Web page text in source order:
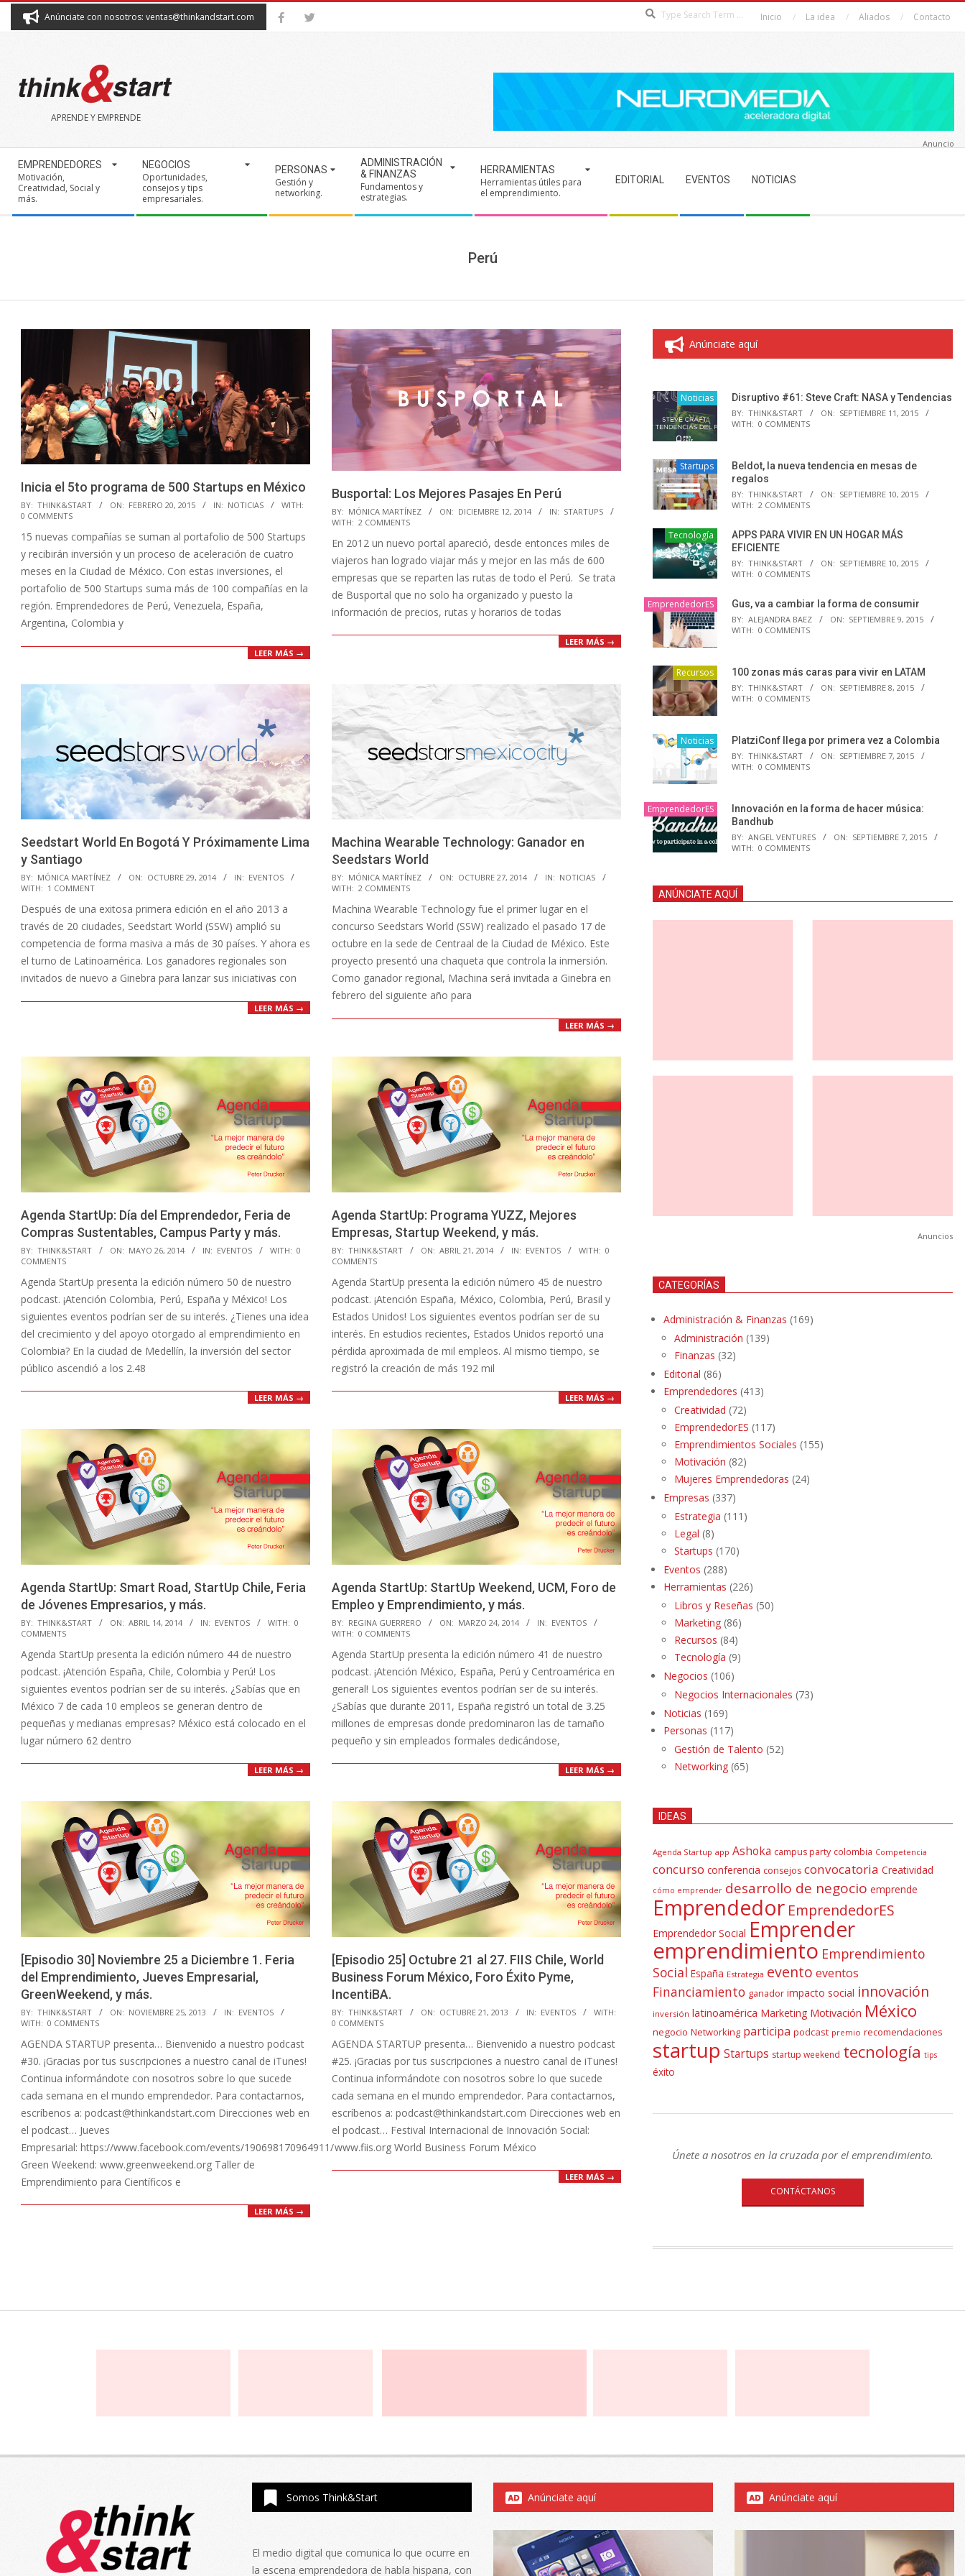
Anúnciate con nosotros: ventas@thinkandstart.com Inicio La idea Aliados Contacto
THINK&START
APRENDE Y EMPRENDE
Navigation
Menu
EMPRENDEDORES
Motivación,
Creatividad, Social y
más.
NEGOCIOS
Oportunidades,
consejos y tips
empresariales.
PERSONAS
Gestión y
networking.
ADMINISTRACIÓN
& FINANZAS
Fundamentos y
estrategias.
HERRAMIENTAS
Herramientas útiles para
el emprendimiento.
EDITORIAL EVENTOS NOTICIAS
Anuncio
Perú
Inicia el 5to programa de 500 Startups en México
2015-
02-
20
BY: THINK&START ON: FEBRERO 20, 2015 IN: NOTICIAS
WITH:
0 COMMENTS
15 nuevas compañías se suman al portafolio de 500 Startups
y recibirán inversión y un proceso de aceleración de cuatro
meses en la Ciudad de México. Con estas inversiones, el
portafolio de 500 Startups suma más de 100 compañías en la
región. Emprendedores de Perú, Venezuela, España,
Argentina, Colombia y
LEER MÁS →
Busportal: Los Mejores Pasajes En Perú
2014-
12-
12
BY: MÓNICA MARTÍNEZ ON: DICIEMBRE 12, 2014 IN: STARTUPS
WITH: 2 COMMENTS
En 2012 un nuevo portal apareció, desde entonces miles de
viajeros han logrado viajar más y mejor en las más de 600
empresas que se reparten las rutas de todo el Perú. Se trata
de Busportal que no solo ha organizado y puesto la
información de precios, rutas y horarios de todas
LEER MÁS →
Seedstart World En Bogotá Y Próximamente Lima
y Santiago
2014-
10-
29
BY: MÓNICA MARTÍNEZ ON: OCTUBRE 29, 2014 IN: EVENTOS
WITH: 1 COMMENT
Después de una exitosa primera edición en el año 2013 a
través de 20 ciudades, Seedstart World (SSW) amplió su
competencia de forma masiva a más de 30 países. Y ahora es
el turno de Latinoamérica. Los ganadores regionales son
invitados de nuevo a Ginebra para lanzar sus iniciativas con
LEER MÁS →
Machina Wearable Technology: Ganador en
Seedstars World
2014-
10-
27
BY: MÓNICA MARTÍNEZ ON: OCTUBRE 27, 2014 IN: NOTICIAS
WITH: 2 COMMENTS
Machina Wearable Technology fue el primer lugar en el
concurso Seedstars World (SSW) realizado el pasado 17 de
octubre en la sede de Centraal de la Ciudad de México. Este
proyecto presentó una chaqueta que controla la inmersión.
Como ganador regional, Machina será invitada a Ginebra en
febrero del siguiente año para
LEER MÁS →
Agenda StartUp: Día del Emprendedor, Feria de
Compras Sustentables, Campus Party y más.
2014-
05-
26
BY: THINK&START ON: MAYO 26, 2014 IN: EVENTOS WITH: 0
COMMENTS
Agenda StartUp presenta la edición número 50 de nuestro
podcast. ¡Atención Colombia, Perú, España y México! Los
siguientes eventos podrían ser de su interés. ¿Tienes una idea
del crecimiento y del apoyo otorgado al emprendimiento en
Colombia? En la ciudad de Medellín, la inversión del sector
público ascendió a los 2.48
LEER MÁS →
Agenda StartUp: Programa YUZZ, Mejores
Empresas, Startup Weekend, y más.
2014-
04-
21
BY: THINK&START ON: ABRIL 21, 2014 IN: EVENTOS WITH: 0
COMMENTS
Agenda StartUp presenta la edición número 45 de nuestro
podcast. ¡Atención España, México, Colombia, Perú, Brasil y
Estados Unidos! Los siguientes eventos podrían ser de su
interés. En estudios recientes, Estados Unidos reportó una
pérdida aproximada de mil empleos. Al mismo tiempo, se
registró la creación de más 192 mil
LEER MÁS →
Agenda StartUp: Smart Road, StartUp Chile, Feria
de Jóvenes Empresarios, y más.
2014-
04-
14
BY: THINK&START ON: ABRIL 14, 2014 IN: EVENTOS WITH: 0
COMMENTS
Agenda StartUp presenta la edición número 44 de nuestro
podcast. ¡Atención España, Chile, Colombia y Perú! Los
siguientes eventos podrían ser de su interés. ¿Sabías que en
México 7 de cada 10 empleos se generan dentro de
pequeñas y medianas empresas? México está colocado en el
lugar número 62 dentro
LEER MÁS →
Agenda StartUp: StartUp Weekend, UCM, Foro de
Empleo y Emprendimiento, y más.
2014-
03-
24
BY: REGINA GUERRERO ON: MARZO 24, 2014 IN: EVENTOS
WITH: 0 COMMENTS
Agenda StartUp presenta la edición número 41 de nuestro
podcast. ¡Atención México, España, Perú y Centroamérica en
general! Los siguientes eventos podrían ser de su interés.
¿Sabías que durante 2011, España registró un total de 3.25
millones de empresas donde predominaron las de tamaño
pequeño y sin empleados formales dedicándose,
LEER MÁS →
[Episodio 30] Noviembre 25 a Diciembre 1. Feria
del Emprendimiento, Jueves Empresarial,
GreenWeekend, y más.
2013-
11-
25
BY: THINK&START ON: NOVIEMBRE 25, 2013 IN: EVENTOS
WITH: 0 COMMENTS
AGENDA STARTUP presenta… Bienvenido a nuestro podcast
#30. ¡Gracias por tus suscripciones a nuestro canal de iTunes!
Continua informándote con nosotros sobre lo que sucede
cada semana en el mundo emprendedor. Para contactarnos,
escríbenos a: podcast@thinkandstart.com Direcciones web en
el podcast… Jueves
Empresarial: https://www.facebook.com/events/190698170964911/
Green Weekend: www.greenweekend.org Taller de
Emprendimiento para Científicos e
LEER MÁS →
[Episodio 25] Octubre 21 al 27. FIIS Chile, World
Business Forum México, Foro Éxito Pyme,
IncentiBA.
2013-
10-
21
BY: THINK&START ON: OCTUBRE 21, 2013 IN: EVENTOS
WITH:
0 COMMENTS
AGENDA STARTUP presenta… Bienvenido a nuestro podcast
#25. ¡Gracias por tus suscripciones a nuestro canal de iTunes!
Continua informándote con nosotros sobre lo que sucede
cada semana en el mundo emprendedor. Para contactarnos,
escríbenos a: podcast@thinkandstart.com Direcciones web en
el podcast… Festival Internacional de Innovación Social:
www.fiis.org World Business Forum México
LEER MÁS →
Anúnciate aquí
Noticias Disruptivo #61: Steve Craft: NASA y Tendencias
BY: THINK&START ON: SEPTIEMBRE 11, 2015
WITH: 0 COMMENTS
Startups
Beldot, la nueva tendencia en mesas de
regalos
BY: THINK&START ON: SEPTIEMBRE 10, 2015
WITH: 2 COMMENTS
Tecnología
APPS PARA VIVIR EN UN HOGAR MÁS
EFICIENTE
BY: THINK&START ON: SEPTIEMBRE 10, 2015
WITH: 0 COMMENTS
EmprendedorES Gus, va a cambiar la forma de consumir
BY: ALEJANDRA BAEZ ON: SEPTIEMBRE 9, 2015
WITH: 0 COMMENTS
Recursos 100 zonas más caras para vivir en LATAM
BY: THINK&START ON: SEPTIEMBRE 8, 2015
WITH: 0 COMMENTS
Noticias PlatziConf llega por primera vez a Colombia
BY: THINK&START ON: SEPTIEMBRE 7, 2015
WITH: 0 COMMENTS
EmprendedorES
Innovación en la forma de hacer música:
Bandhub
BY: ANGEL VENTURES ON: SEPTIEMBRE 7, 2015
WITH: 0 COMMENTS
ANÚNCIATE AQUÍ
Anuncios
CATEGORÍAS
Administración & Finanzas (169)
Administración (139)
Finanzas (32)
Editorial (86)
Emprendedores (413)
Creatividad (72)
EmprendedorES (117)
Emprendimientos Sociales (155)
Motivación (82)
Mujeres Emprendedoras (24)
Empresas (337)
Estrategia (111)
Legal (8)
Startups (170)
Eventos (288)
Herramientas (226)
Libros y Reseñas (50)
Marketing (86)
Recursos (84)
Tecnología (9)
Negocios (106)
Negocios Internacionales (73)
Noticias (169)
Personas (117)
Gestión de Talento (52)
Networking (65)
IDEAS
Agenda Startup app Ashoka campus party colombia Competencia
concurso conferencia consejos convocatoria Creatividad
cómo emprender desarrollo de negocio emprende
Emprendedor EmprendedorES
Emprendedor Social Emprender
emprendimiento Emprendimiento
Social España Estrategia evento eventos
Financiamiento ganador impacto social innovación
inversión latinoamérica Marketing Motivación México
negocio Networking participa podcast premio recomendaciones
startup Startups startup weekend tecnología tips
éxito
Únete a nosotros en la cruzada por el emprendimiento.
CONTÁCTANOS
Somos Think&Start
El medio digital que comunica lo que ocurre en
la escena emprendedora de habla hispana, con
Anúnciate aquí Anúnciate aquí